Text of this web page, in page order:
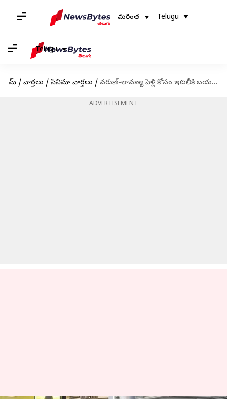
మరింత Telugu
Telugu
హోమ్ / వార్తలు / సినిమా వార్తలు / వరుణ్-లావణ్య పెళ్లి కోసం ఇటలీకి బయలుదేరిన పవన్ కళ్యాణ్ ఫ్యామిలీ
ADVERTISEMENT